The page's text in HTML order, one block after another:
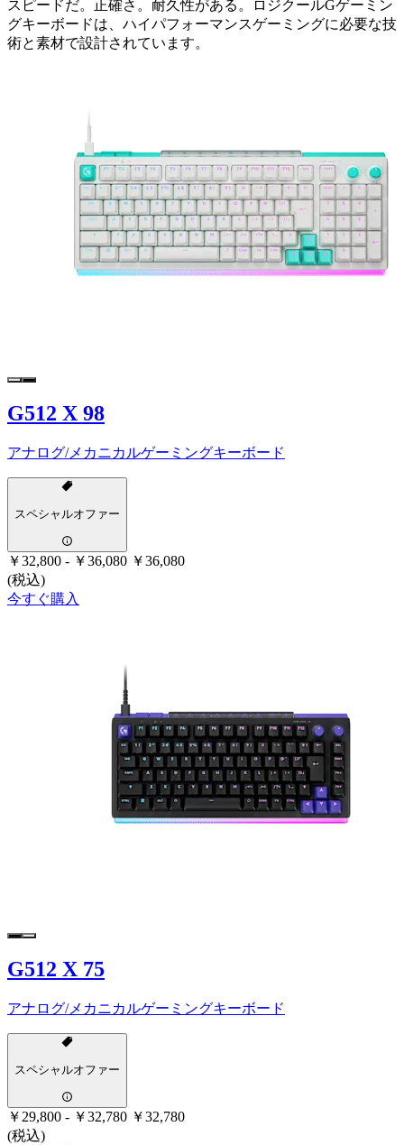
スピードだ。正確さ。耐久性がある。ロジクールGゲーミン
グキーボードは、ハイパフォーマンスゲーミングに必要な技
術と素材で設計されています。
G512 X 98
アナログ/メカニカルゲーミングキーボード
スペシャルオファー
￥32,800 - ￥36,080 ￥36,080
(税込)
今すぐ購入
G512 X 75
アナログ/メカニカルゲーミングキーボード
スペシャルオファー
￥29,800 - ￥32,780 ￥32,780
(税込)